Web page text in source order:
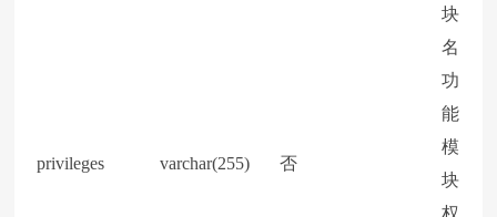
块
名
privileges varchar(255) 否
功
能
模
块
权